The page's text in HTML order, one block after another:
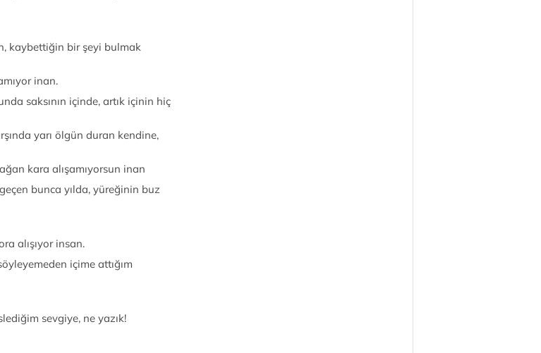
kaybettiğin bir şeyi bulmak
inan.
saksının içinde, artık içinin hiç
yarı ölgün duran kendine,
kara alışamıyorsun inan
bunca yılda, yüreğinin buz
alışıyor insan.
içime attığım
sevgiye, ne yazık!